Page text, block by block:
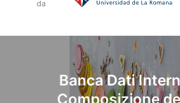
Ricercada
Banca Dati
Composizione